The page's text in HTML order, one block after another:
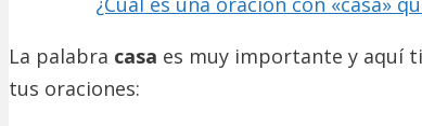
La palabra casa es muy importante y aquí
tus oraciones: